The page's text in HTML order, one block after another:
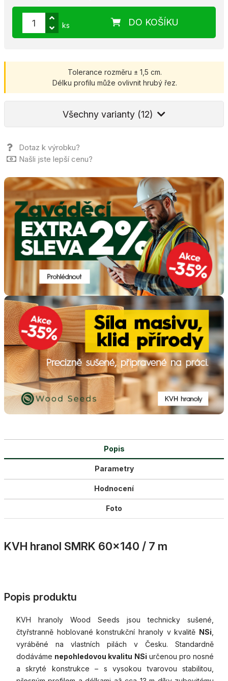
DO KOŠÍKU
ks
Tolerance rozměru ± 1,5 cm.
Délku profilu může ovlivnit hrubý řez.
Všechny varianty (12)
Dotaz k výrobku?
Našli jste lepší cenu?
Popis
Parametry
Hodnocení
Foto
KVH hranol SMRK 60×140 / 7 m
Popis produktu
KVH hranoly Wood Seeds jsou technicky sušené,
čtyřstranně hoblované konstrukční hranoly v kvalitě NSi
vyráběné na vlastních pilách v Česku. Standardně
dodáváme nepohledovou kvalitu NSi určenou pro nosné
a skryté konstrukce – s vysokou tvarovou stabilitou,